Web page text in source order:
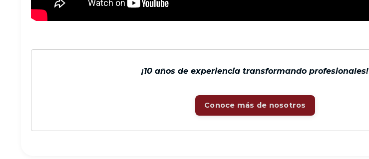
¡10 años de experiencia transformando profesionales!
Conoce más de nosotros